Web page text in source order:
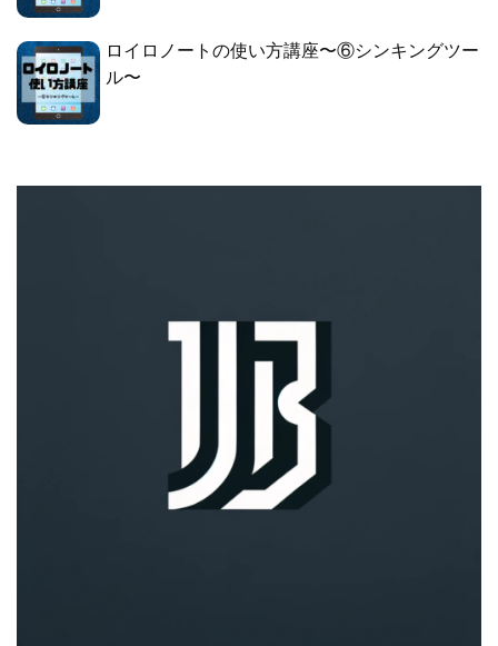
ロイロノートの使い方講座〜⑥シンキングツー
ル〜